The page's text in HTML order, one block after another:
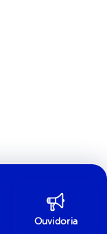
Ouvidoria